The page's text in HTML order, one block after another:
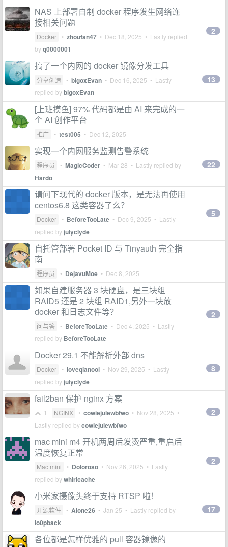
NAS 上部署自制 docker 程序发生网络连
接相关问题
Docker • zhoufan47 • Dec 18, 2025 • Lastly replied
byq0000001
2
搞了一个内网的 docker 镜像分发工具
分享创造 • bigoxEvan • Dec 16, 2025 • Lastly
replied bybigoxEvan
13
[上班摸鱼] 97% 代码都是由 AI 来完成的一
个 AI 创作平台
推广 • test005 • Dec 12, 2025
实现一个内网服务监测告警系统
程序员 • MagicCoder • Mar 28 • Lastly replied by
Hardo
22
请问下现代的 docker 版本，是无法再使用
centos6.8 这类容器了么？
Docker • BeforeTooLate • Dec 9, 2025 • Lastly
replied by julyclyde
5
自托管部署 Pocket ID 与 Tinyauth 完全指
南
程序员 • DejavuMoe • Dec 8, 2025
如果自建服务器 3 块硬盘，是三块组
RAID5 还是 2 块组 RAID1,另外一块放
docker 和日志文件等？
问与答 • BeforeTooLate • Dec 4, 2025 • Lastly
replied by BeforeTooLate
2
Docker 29.1 不能解析外部 dns
Docker • loveqianool • Nov 29, 2025 • Lastly
replied by julyclyde
8
fail2ban 保护 nginx 方案
1 NGINX • cowiejulewbfwo • Nov 28, 2025 •
Lastly replied bycowiejulewbfwo
2
mac mini m4 开机两周后发烫严重,重启后
温度恢复正常
Mac mini • Doloroso • Nov 26, 2025 • Lastly
replied bywhirlcache
2
小米家摄像头终于支持 RTSP 啦！
开源软件 • Alone26 • Jan 25 • Lastly replied by
lo0pback
17
各位都是怎样优雅的 pull 容器镜像的